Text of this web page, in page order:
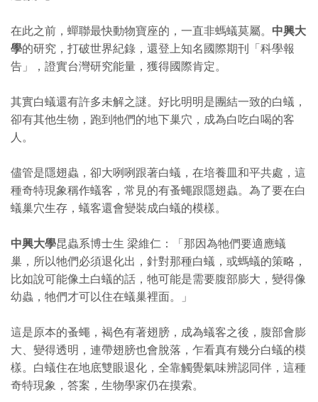
在此之前，蟬聯最快動物寶座的，一直非螞蟻莫屬。 中興大
學的研究，打破世界紀錄，還登上知名國際期刊「科學報
告」，證實台灣研究能量，獲得國際肯定。
其實白蟻還有許多未解之謎。好比明明是團結一致的白蟻，
卻有其他生物，跑到牠們的地下巢穴，成為白吃白喝的客
人。
儘管是隱翅蟲，卻大咧咧跟著白蟻，在培養皿和平共處，這
種奇特現象稱作蟻客，常見的有蚤蠅跟隱翅蟲。為了要在白
蟻巢穴生存，蟻客還會變裝成白蟻的模樣。
中興大學昆蟲系博士生 梁維仁：「那因為牠們要適應蟻
巢，所以牠們必須退化出，針對那種白蟻，或螞蟻的策略，
比如說可能像土白蟻的話，牠可能是需要腹部膨大，變得像
幼蟲，牠們才可以住在蟻巢裡面。」
這是原本的蚤蠅，褐色有著翅膀，成為蟻客之後，腹部會膨
大、變得透明，連帶翅膀也會脫落，乍看真有幾分白蟻的模
樣。白蟻住在地底雙眼退化，全靠觸覺氣味辨認同伴，這種
奇特現象，答案，生物學家仍在摸索。